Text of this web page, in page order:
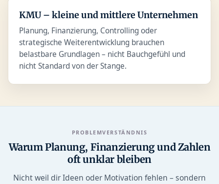
KMU – kleine und mittlere Unternehmen
Planung, Finanzierung, Controlling oder
strategische Weiterentwicklung brauchen
belastbare Grundlagen – nicht Bauchgefühl und
nicht Standard von der Stange.
PROBLEMVERSTÄNDNIS
Warum Planung, Finanzierung und Zahlen
oft unklar bleiben
Nicht weil dir Ideen oder Motivation fehlen – sondern